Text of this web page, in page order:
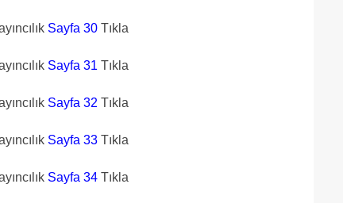
Sayfa 30 Tıkla
Sayfa 31 Tıkla
Sayfa 32 Tıkla
Sayfa 33 Tıkla
Sayfa 34 Tıkla